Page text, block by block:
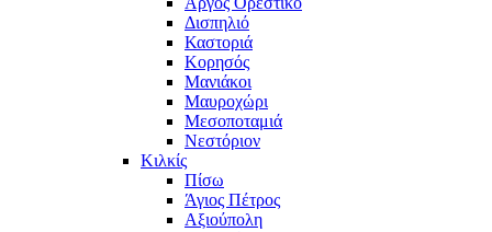
Δισπηλιό
Καστοριά
Κορησός
Μανιάκοι
Μαυροχώρι
Μεσοποταμιά
Νεστόριον
Κιλκίς
Πίσω
Άγιος Πέτρος
Αξιούπολη